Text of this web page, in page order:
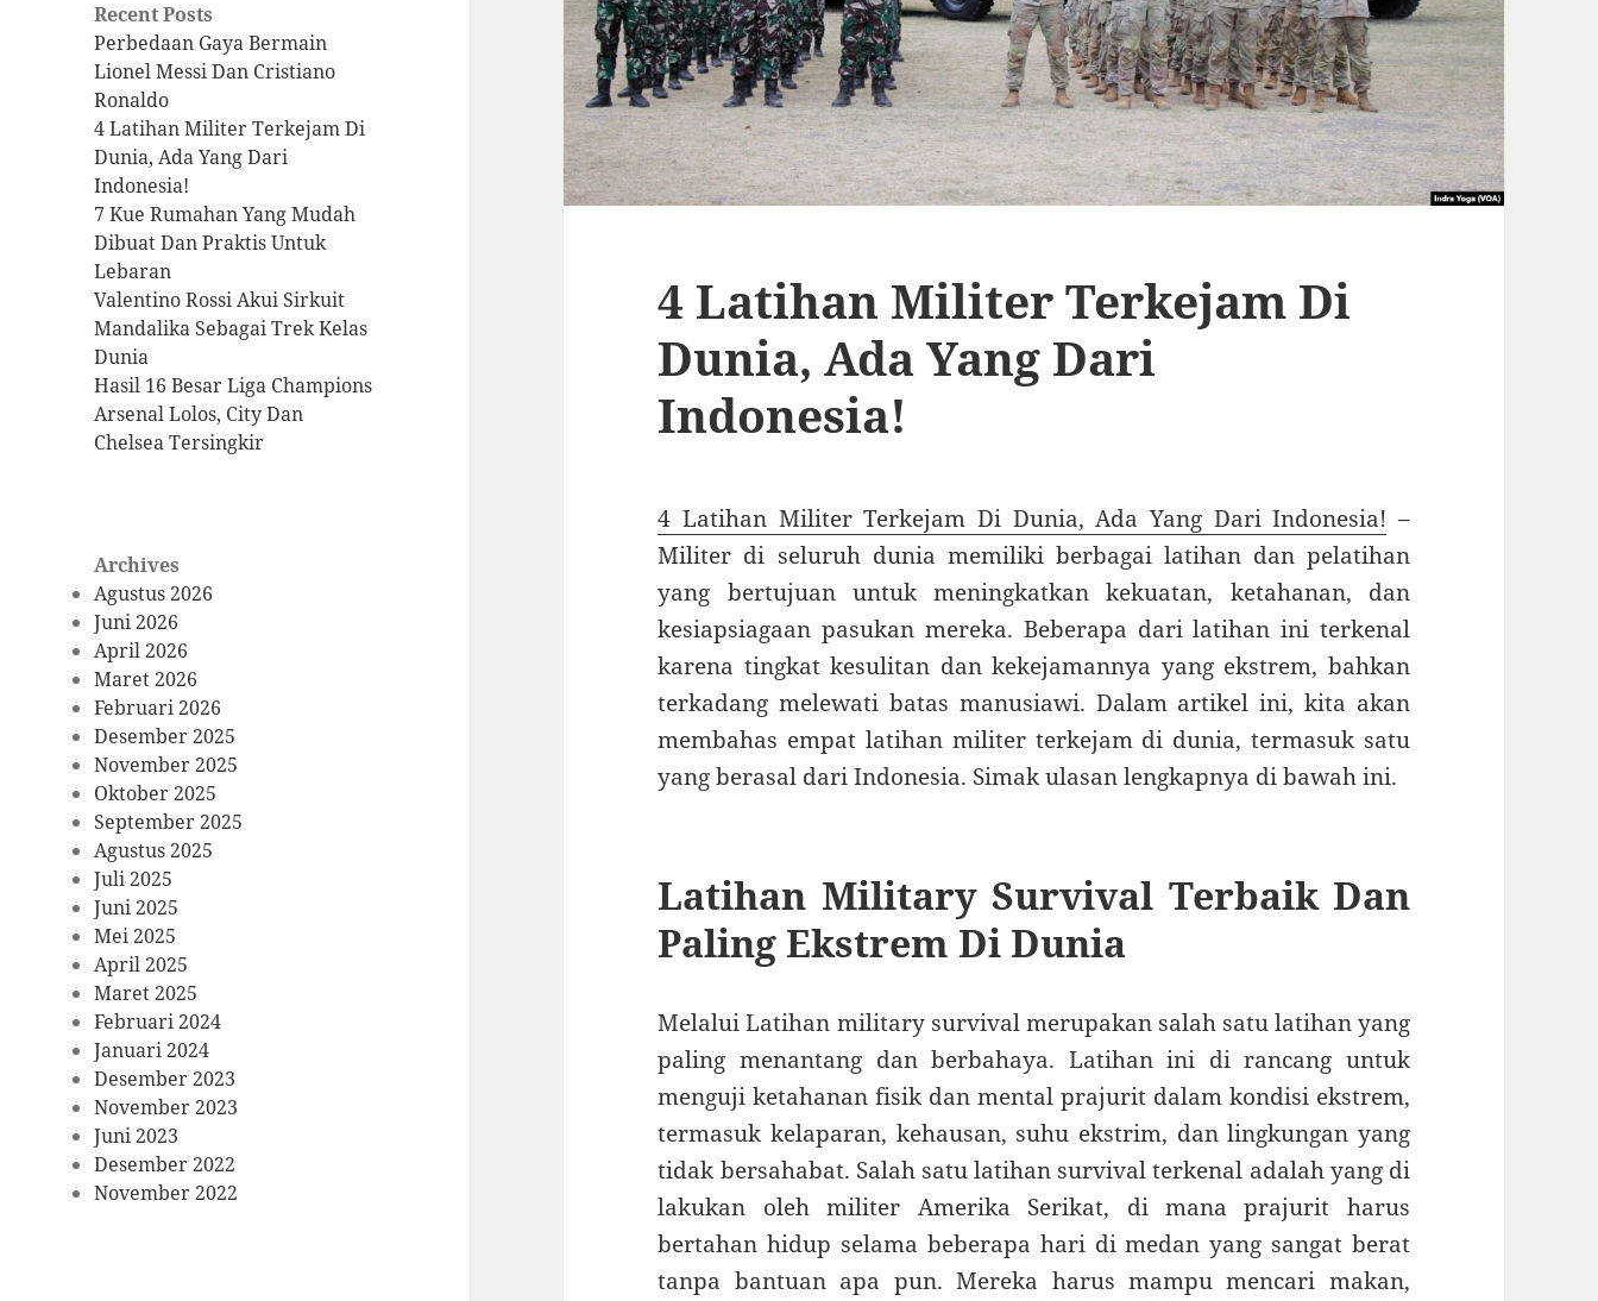
Recent Posts
Perbedaan Gaya Bermain
Lionel Messi Dan Cristiano
Ronaldo
4 Latihan Militer Terkejam Di
Dunia, Ada Yang Dari
Indonesia!
7 Kue Rumahan Yang Mudah
Dibuat Dan Praktis Untuk
Lebaran
Valentino Rossi Akui Sirkuit
Mandalika Sebagai Trek Kelas
Dunia
Hasil 16 Besar Liga Champions
Arsenal Lolos, City Dan
Chelsea Tersingkir
Archives
Agustus 2026
Juni 2026
April 2026
Maret 2026
Februari 2026
Desember 2025
November 2025
Oktober 2025
September 2025
Agustus 2025
Juli 2025
Juni 2025
Mei 2025
April 2025
Maret 2025
Februari 2024
Januari 2024
Desember 2023
November 2023
Juni 2023
Desember 2022
November 2022
4 Latihan Militer Terkejam Di
Dunia, Ada Yang Dari
Indonesia!
4 Latihan Militer Terkejam Di Dunia, Ada Yang Dari Indonesia! –
Militer di seluruh dunia memiliki berbagai latihan dan pelatihan
yang bertujuan untuk meningkatkan kekuatan, ketahanan, dan
kesiapsiagaan pasukan mereka. Beberapa dari latihan ini terkenal
karena tingkat kesulitan dan kekejamannya yang ekstrem, bahkan
terkadang melewati batas manusiawi. Dalam artikel ini, kita akan
membahas empat latihan militer terkejam di dunia, termasuk satu
yang berasal dari Indonesia. Simak ulasan lengkapnya di bawah ini.
Latihan Military Survival Terbaik Dan
Paling Ekstrem Di Dunia
Melalui Latihan military survival merupakan salah satu latihan yang
paling menantang dan berbahaya. Latihan ini di rancang untuk
menguji ketahanan fisik dan mental prajurit dalam kondisi ekstrem,
termasuk kelaparan, kehausan, suhu ekstrim, dan lingkungan yang
tidak bersahabat. Salah satu latihan survival terkenal adalah yang di
lakukan oleh militer Amerika Serikat, di mana prajurit harus
bertahan hidup selama beberapa hari di medan yang sangat berat
tanpa bantuan apa pun. Mereka harus mampu mencari makan,